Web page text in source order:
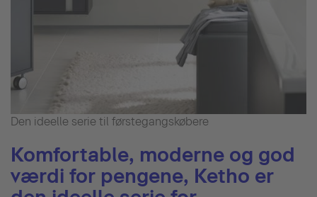
Den ideelle serie til førstegangskøbere
Komfortable, moderne og god
værdi for pengene, Ketho er